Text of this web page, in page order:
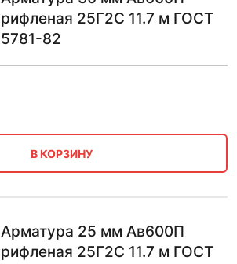
рифленая 25Г2С 11.7 м ГОСТ
5781-82
В КОРЗИНУ
Арматура 25 мм Ав600П
рифленая 25Г2С 11.7 м ГОСТ